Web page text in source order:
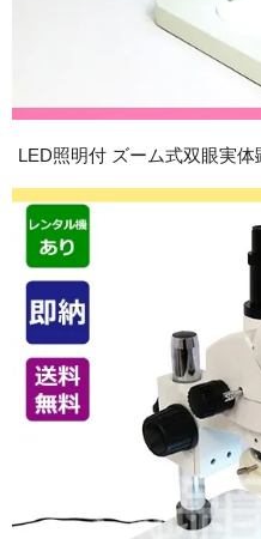
LED照明付 ズーム式双眼実体